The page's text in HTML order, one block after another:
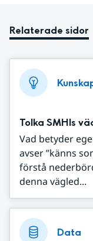
Relaterade sidor
Tolka SMHIs
Vad betyder
avser ”känns
förstå
denna vägled...
Data